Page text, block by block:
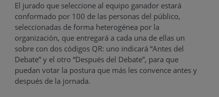
El jurado que seleccione al equipo ganador estará
conformado por 100 de las personas del público,
seleccionadas de forma heterogénea por la
organización, que entregará a cada una de ellas un
sobre con dos códigos QR: uno indicará “Antes del
Debate” y el otro “Después del Debate”, para que
puedan votar la postura que más les convence antes y
después de la jornada.